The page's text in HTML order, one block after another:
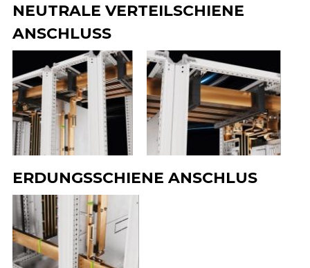
NEUTRALE VERTEILSCHIENE
ANSCHLUSS
ERDUNGSSCHIENE ANSCHLUS